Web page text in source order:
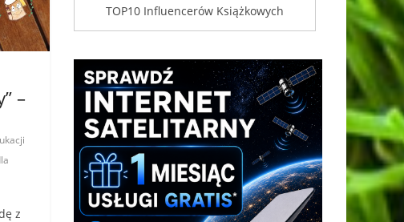
–
z
TOP10 Influencerów Książkowych